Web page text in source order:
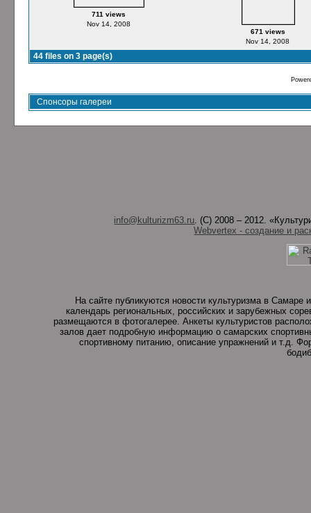
711 views
Nov 14, 2008
671 views
Nov 14, 2008
44 files on 3 page(s)
Спонсоры галереи
info@kulturizm63.ru. (C) 2008 – 2012.
Webvertex - создание и
На сайте публикуются новости культуризма в
календарь региональных, российских и зарубежных
размещаются в фотогалерее. Анкеты культуристов
залов дает подробную информацию о самарских
спортивному питанию, описание упражнений и т.д.